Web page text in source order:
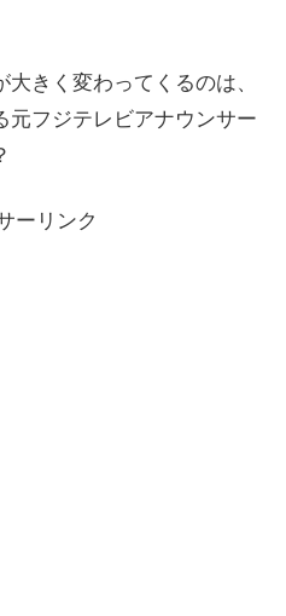
きく変わってくるのは、
元フジテレビアナウンサー
ーリンク